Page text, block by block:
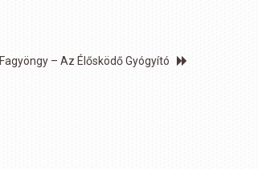
Fagyöngy – Az Élősködő Gyógyító